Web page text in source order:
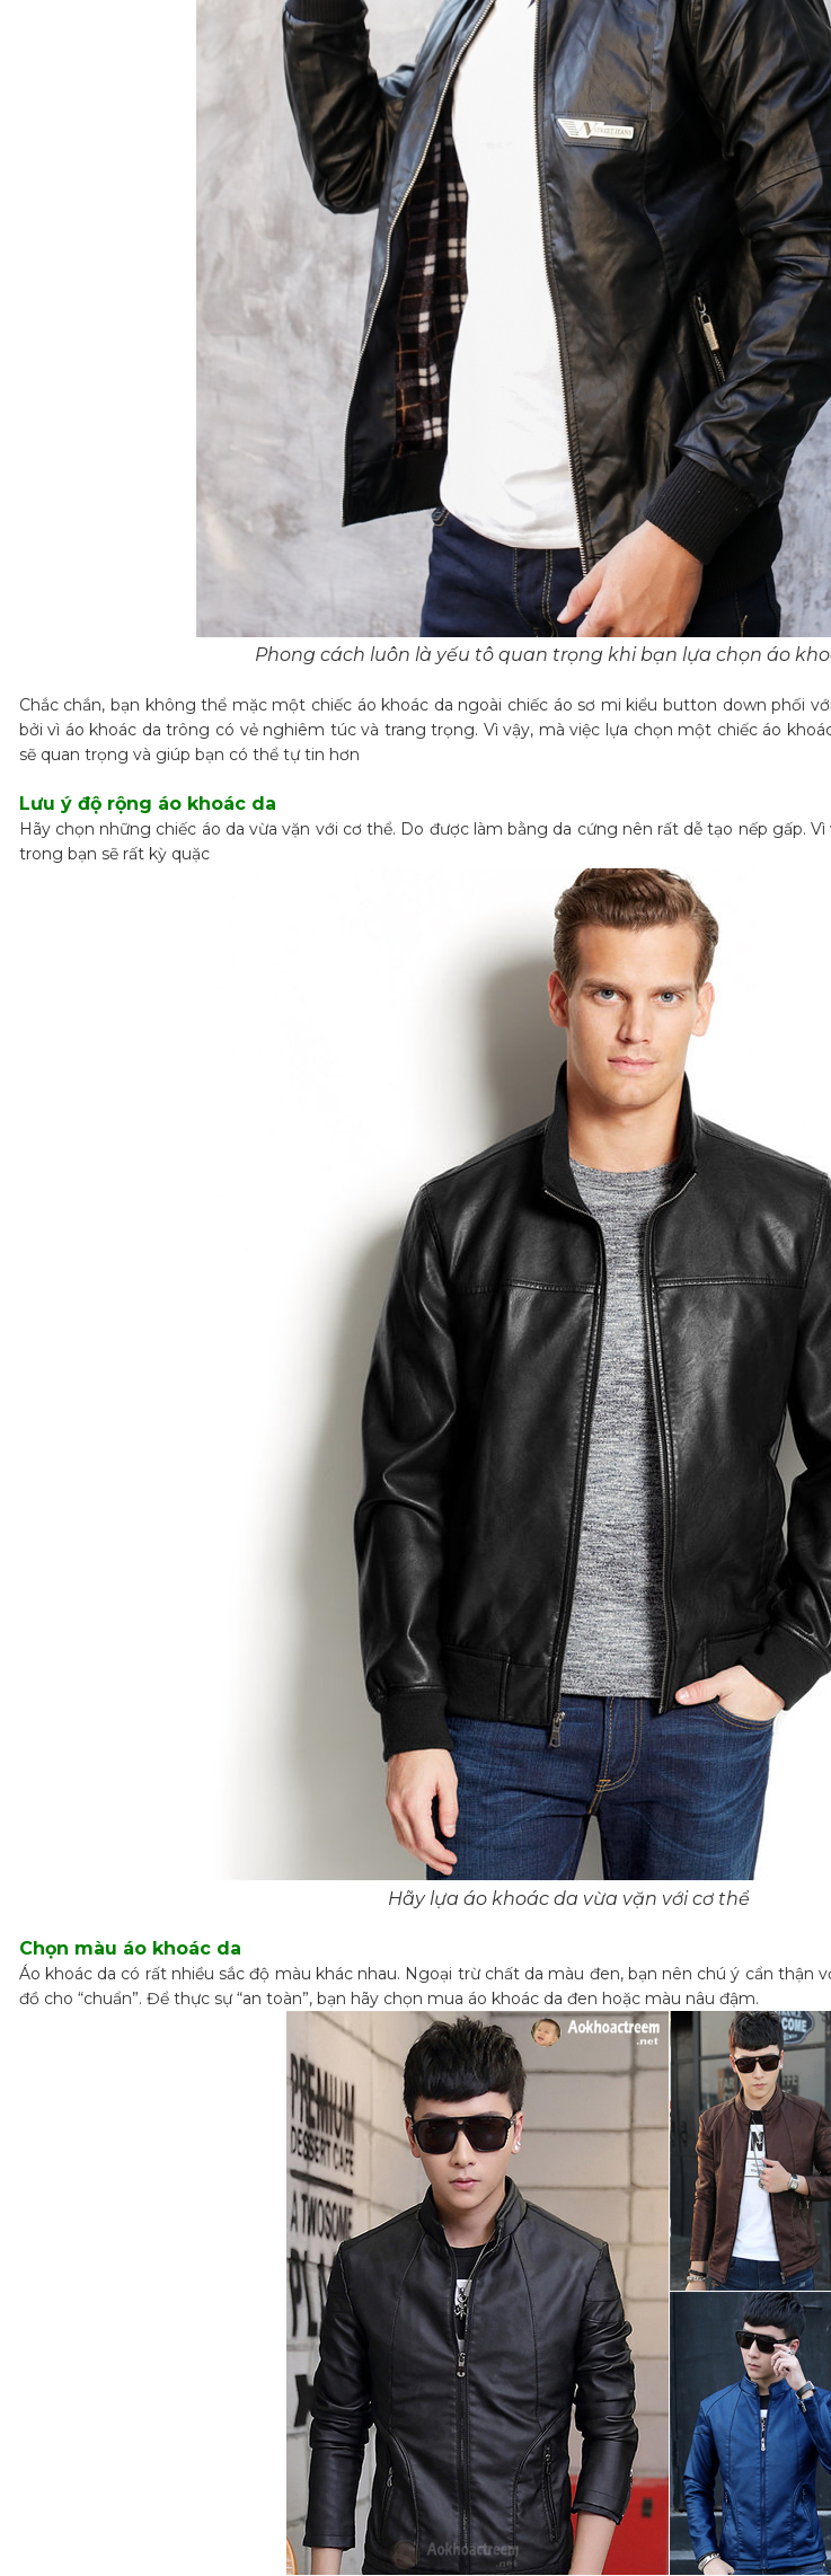
Phong cách luôn là yếu tô quan trọng khi bạn lựa chọn áo
Chắc chắn, bạn không thể mặc một chiếc áo khoác da ngoài chiếc áo sơ mi kiểu button down phối
bởi vì áo khoác da trông có vẻ nghiêm túc và trang trọng. Vì vậy, mà việc lựa chọn một chiếc áo
sẽ quan trọng và giúp bạn có thể tự tin hơn
Lưu ý độ rộng áo khoác da
Hãy chọn những chiếc áo da vừa vặn với cơ thể. Do được làm bằng da cứng nên rất dễ tạo nếp gấp.
trong bạn sẽ rất kỳ quặc
Hãy lựa áo khoác da vừa vặn với cơ thể
Chọn màu áo khoác da
Áo khoác da có rất nhiều sắc độ màu khác nhau. Ngoại trừ chất da màu đen, bạn nên chú ý cẩn thận
đồ cho “chuẩn”. Để thực sự “an toàn”, bạn hãy chọn mua áo khoác da đen hoặc màu nâu đậm.